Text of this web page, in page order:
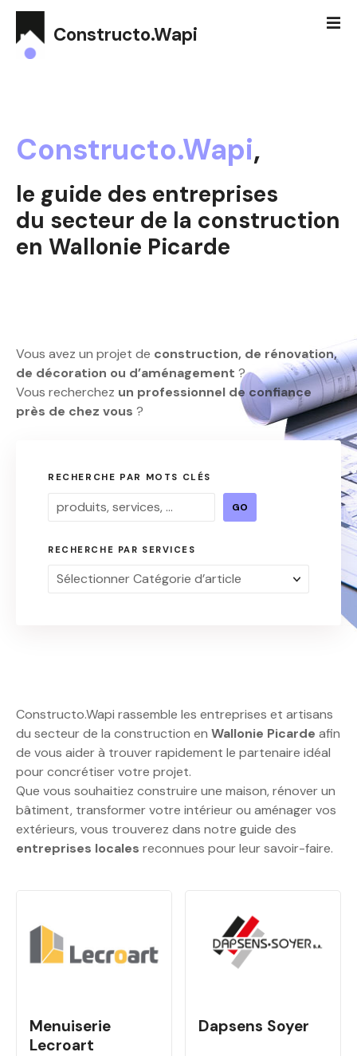
Constructo.Wapi
Constructo.Wapi,
le guide des entreprises
du secteur de la construction
en Wallonie Picarde
Vous avez un projet de construction, de rénovation,
de décoration ou d’aménagement ?
Vous recherchez un professionnel de confiance
près de chez vous ?
RECHERCHE PAR MOTS CLÉS
GO
RECHERCHE PAR SERVICES
Constructo.Wapi rassemble les entreprises et artisans
du secteur de la construction en Wallonie Picarde afin
de vous aider à trouver rapidement le partenaire idéal
pour concrétiser votre projet.
Que vous souhaitiez construire une maison, rénover un
bâtiment, transformer votre intérieur ou aménager vos
extérieurs, vous trouverez dans notre guide des
entreprises locales reconnues pour leur savoir-faire.
Menuiserie
Lecroart
Dapsens Soyer